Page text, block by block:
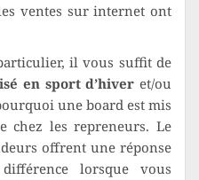
ventes sur internet ont
il vous suffit de
en sport d’hiver et/ou
une board est mis
chez les repreneurs. Le
offrent une réponse
lorsque vous